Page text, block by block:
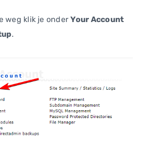
weg klik je onderYour Account
.